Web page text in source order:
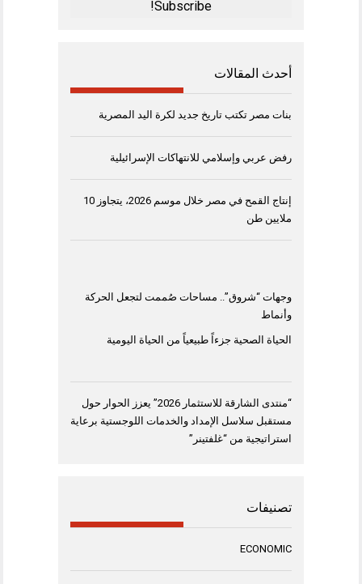
أحدث المقالات
بنات مصر تكتب تاريخ جديد لكرة اليد المصرية
رفض عربي وإسلامي للانتهاكات الإسرائيلية
إنتاج القمح في مصر خلال موسم 2026، يتجاوز 10
ملايين طن
وجهات “شروق”.. مساحات صُممت لتجعل الحركة
وأنماط
الحياة الصحية جزءاً طبيعياً من الحياة اليومية
“منتدى الشارقة للاستثمار 2026” يعزز الحوار حول
مستقبل سلاسل الإمداد والخدمات اللوجستية برعاية
استراتيجية من “غلفتينر”
تصنيفات
ECONOMIC